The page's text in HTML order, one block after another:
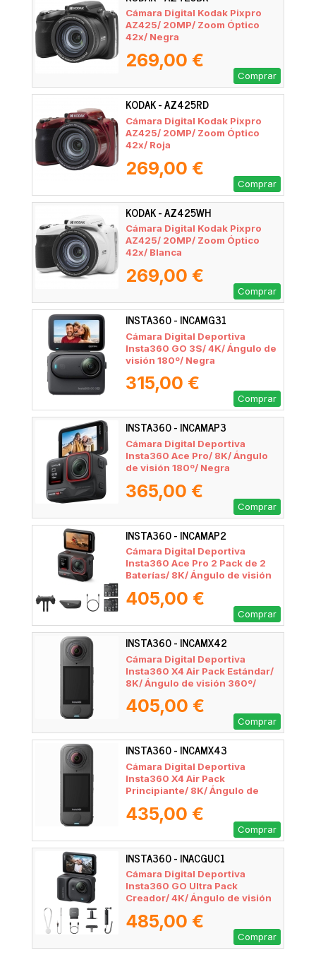
Cámara Digital Kodak Pixpro
AZ425/ 20MP/ Zoom Óptico
42x/ Negra
269,00 €
Comprar
KODAK - AZ425RD
Cámara Digital Kodak Pixpro
AZ425/ 20MP/ Zoom Óptico
42x/ Roja
269,00 €
Comprar
KODAK - AZ425WH
Cámara Digital Kodak Pixpro
AZ425/ 20MP/ Zoom Óptico
42x/ Blanca
269,00 €
Comprar
INSTA360 - INCAMG31
Cámara Digital Deportiva
Insta360 GO 3S/ 4K/ Ángulo de
visión 180º/ Negra
315,00 €
Comprar
INSTA360 - INCAMAP3
Cámara Digital Deportiva
Insta360 Ace Pro/ 8K/ Ángulo
de visión 180º/ Negra
365,00 €
Comprar
INSTA360 - INCAMAP2
Cámara Digital Deportiva
Insta360 Ace Pro 2 Pack de 2
Baterías/ 8K/ Ángulo de visión
405,00 €
Comprar
INSTA360 - INCAMX42
Cámara Digital Deportiva
Insta360 X4 Air Pack Estándar/
8K/ Ángulo de visión 360º/
405,00 €
Comprar
INSTA360 - INCAMX43
Cámara Digital Deportiva
Insta360 X4 Air Pack
Principiante/ 8K/ Ángulo de
435,00 €
Comprar
INSTA360 - INACGUC1
Cámara Digital Deportiva
Insta360 GO Ultra Pack
Creador/ 4K/ Ángulo de visión
485,00 €
Comprar